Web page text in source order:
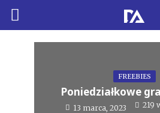
FREEBIES
Poniedziałkowe
13 marca, 2023 219